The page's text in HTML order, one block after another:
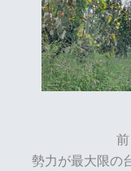
勢力が最大限の